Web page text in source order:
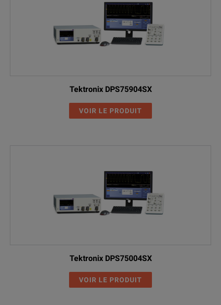
Tektronix DPS75904SX
VOIR LE PRODUIT
Tektronix DPS75004SX
VOIR LE PRODUIT